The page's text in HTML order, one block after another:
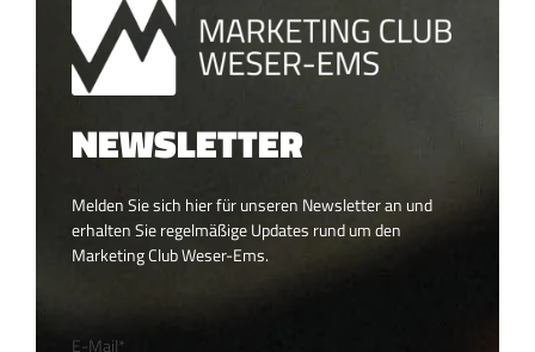
NEWSLETTER
Melden Sie sich hier für unseren Newsletter an und
erhalten Sie regelmäßige Updates rund um den
Marketing Club Weser-Ems.
E-Mail*